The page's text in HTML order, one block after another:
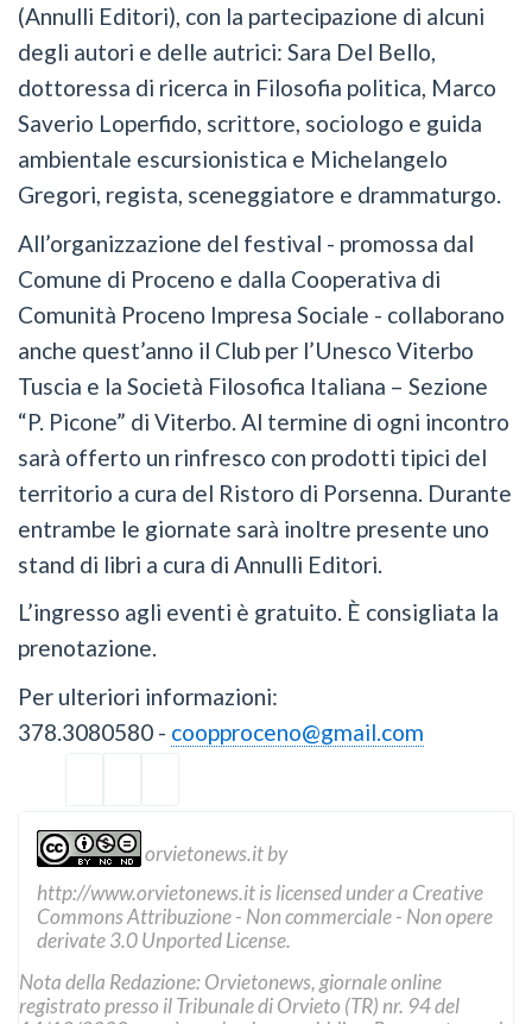
(Annulli Editori), con la partecipazione di alcuni
degli autori e delle autrici: Sara Del Bello,
dottoressa di ricerca in Filosofia politica, Marco
Saverio Loperfido, scrittore, sociologo e guida
ambientale escursionistica e Michelangelo
Gregori, regista, sceneggiatore e drammaturgo.
All’organizzazione del festival - promossa dal
Comune di Proceno e dalla Cooperativa di
Comunità Proceno Impresa Sociale - collaborano
anche quest’anno il Club per l’Unesco Viterbo
Tuscia e la Società Filosofica Italiana – Sezione
“P. Picone” di Viterbo. Al termine di ogni incontro
sarà offerto un rinfresco con prodotti tipici del
territorio a cura del Ristoro di Porsenna. Durante
entrambe le giornate sarà inoltre presente uno
stand di libri a cura di Annulli Editori.
L’ingresso agli eventi è gratuito. È consigliata la
prenotazione.
Per ulteriori informazioni:
378.3080580 - coopproceno@gmail.com
orvietonews.itby
http://www.orvietonews.itis licensed under a Creative
Commons Attribuzione - Non commerciale - Non opere
derivate 3.0 Unported License.
Nota della Redazione: Orvietonews, giornale online
registrato presso il Tribunale di Orvieto (TR) nr. 94 del